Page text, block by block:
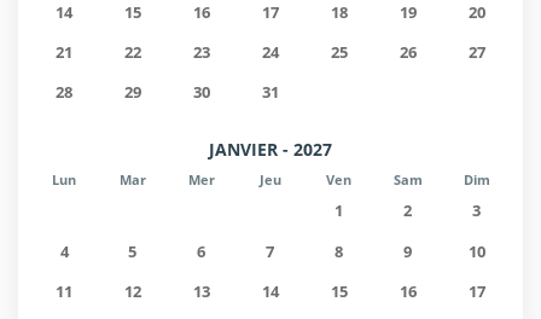
14
15 16 17 18 19
20
21
22 23 24 25 26
27
28
29 30 31
JANVIER - 2027
Lun Mar Mer Jeu Ven Sam Dim
1 2
3
4
5 6 7 8 9
10
11
12 13 14 15 16
17